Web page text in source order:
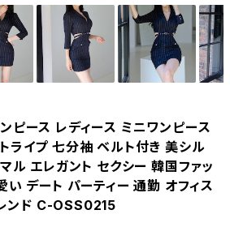
ピース レディース ミニワンピース
ライプ 七分袖 ベルト付き 美シル
ル エレガント セクシー 韓国ファッ
い デート パーティー 通勤 オフィス
ンド C-OSS0215